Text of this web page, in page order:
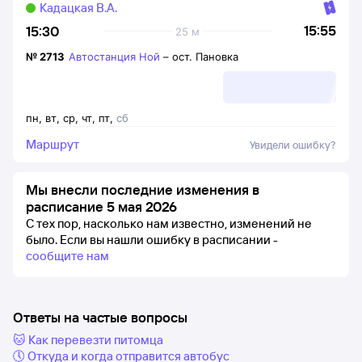
15:30 15:55
25 м
Кадацкая В.А.
пн, вт, ср, чт, пт, сб
№2713 Автостанция Ной – ост. Пановка
Маршрут Увидели ошибку?
Мы внесли последние изменения в
расписание 5 мая 2026
С тех пор, насколько нам известно, изменений не
было. Если вы нашли ошибку в расписании -
сообщите нам
Ответы на частые вопросы
🐱 Как перевезти питомца
🕔 Откуда и когда отправится автобус